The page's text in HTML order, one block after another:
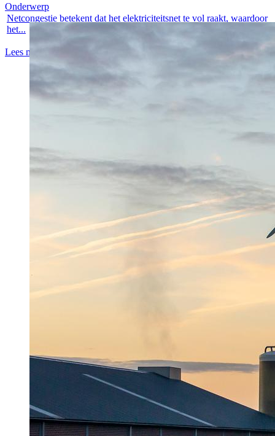
Netcongestie betekent dat het elektriciteitsnet te vol raakt, waardoor
het...
Lees meer
Onderwerp